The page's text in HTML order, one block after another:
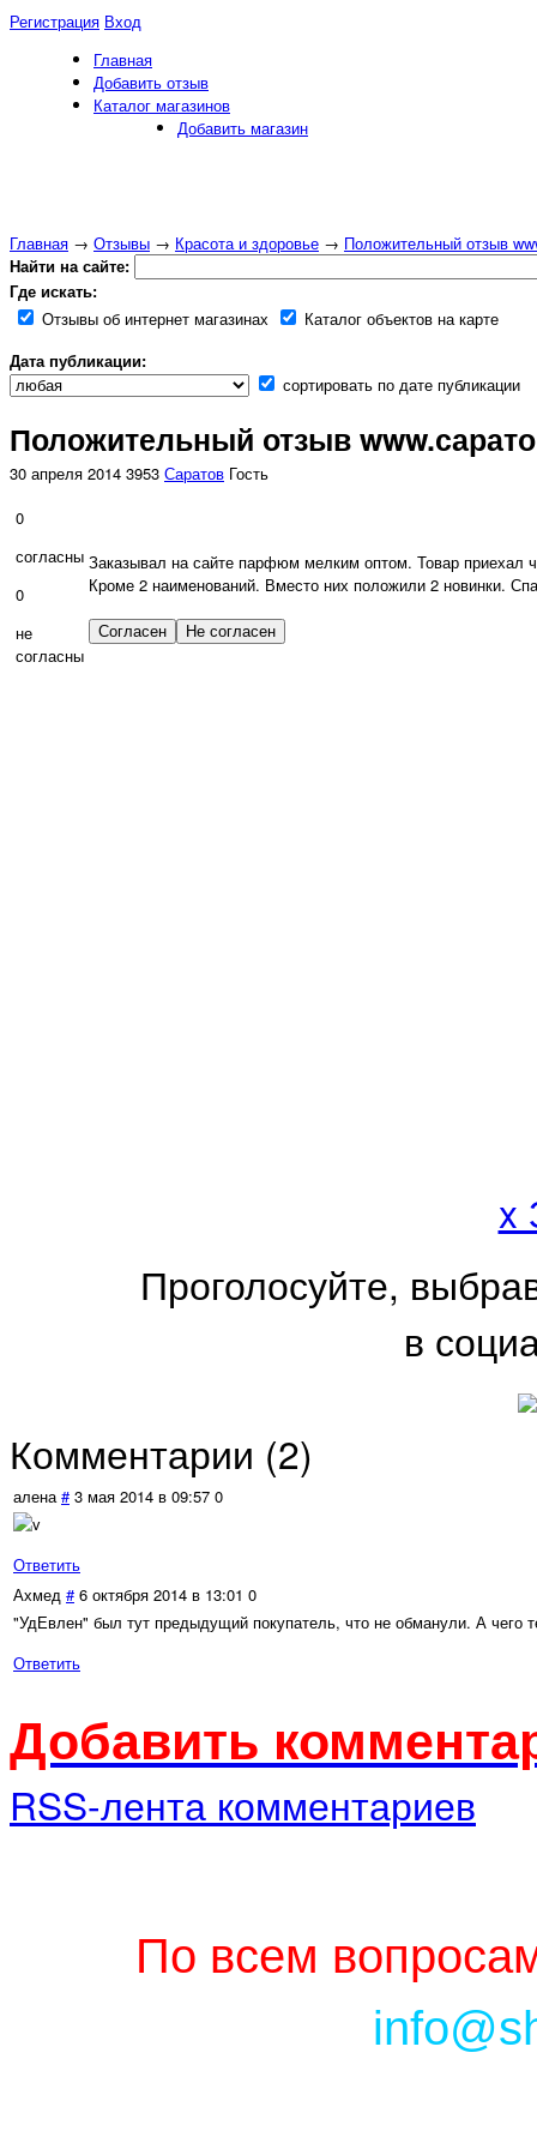
Регистрация Вход
Главная
Добавить отзыв
Каталог магазинов
Добавить магазин
Главная → Отзывы → Красота и здоровье → Положительный отзыв
Найти на сайте:
Где искать:
Отзывы об интернет магазинах
Каталог объектов на карте
Дата публикации:
сортировать по дате публикации
Положительный отзыв
30 апреля 2014 3953 Саратов Гость
0
согласны
0
не
согласны
Заказывал на сайте парфюм мелким оптом. Товар приехал
Кроме 2 наименований. Вместо них положили 2 новинки.
x
Проголосуйте,
в
Комментарии (2)
алена # 3 мая 2014 в 09:57 0
Ответить
Ахмед # 6 октября 2014 в 13:01 0
"УдЕвлен" был тут предыдущий покупатель, что не обманули. А чего
Ответить
Добавить
RSS-лента комментариев
По всем